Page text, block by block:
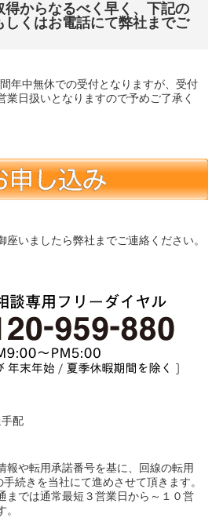
得からなるべく早く、下記の
しくはお電話にて弊社までご
年中無休での受付となりますが、受付
業日扱いとなりますので予めご了承く
いましたら弊社までご連絡ください。
報や転用承諾番号を基に、回線の転用
続きを当社にて進めさせて頂きます。
までは通常最短３営業日から～１０営